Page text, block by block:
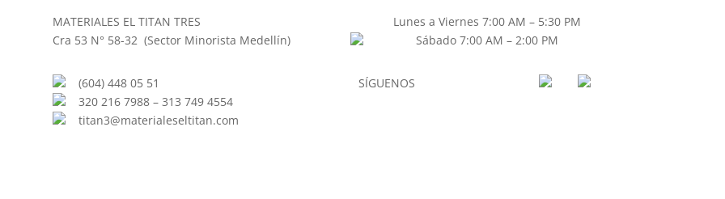
MATERIALES EL TITAN TRES
Cra 53 N° 58-32 (Sector Minorista Medellín)
(604) 448 05 51
320 216 7988 – 313 749 4554
titan3@materialeseltitan.com
Lunes a Viernes 7:00 AM – 5:30 PM
Sábado 7:00 AM – 2:00 PM
SÍGUENOS